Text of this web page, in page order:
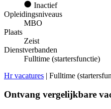
Inactief
Opleidingsniveaus
MBO
Plaats
Zeist
Dienstverbanden
Fulltime (startersfunctie)
Hr vacatures | Fulltime
Ontvang vergelijkbare